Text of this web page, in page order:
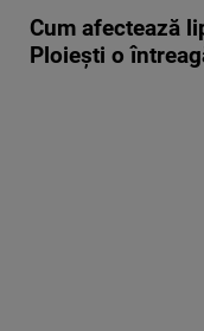
Cum afectează
Ploiești o